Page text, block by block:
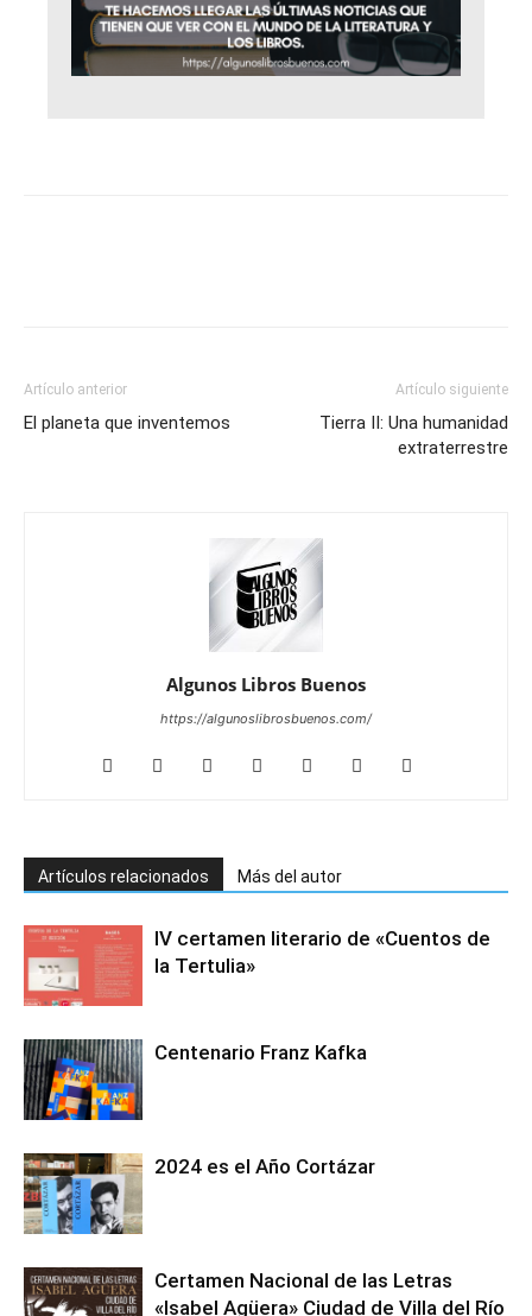
Artículo anterior
El planeta que inventemos
Artículo siguiente
Tierra II: Una humanidad
extraterrestre
Algunos Libros Buenos
https://algunoslibrosbuenos.com/
Artículos relacionados Más del autor
IV certamen literario de «Cuentos de
la Tertulia»
Centenario Franz Kafka
2024 es el Año Cortázar
Certamen Nacional de las Letras
«Isabel Agüera» Ciudad de Villa del Río